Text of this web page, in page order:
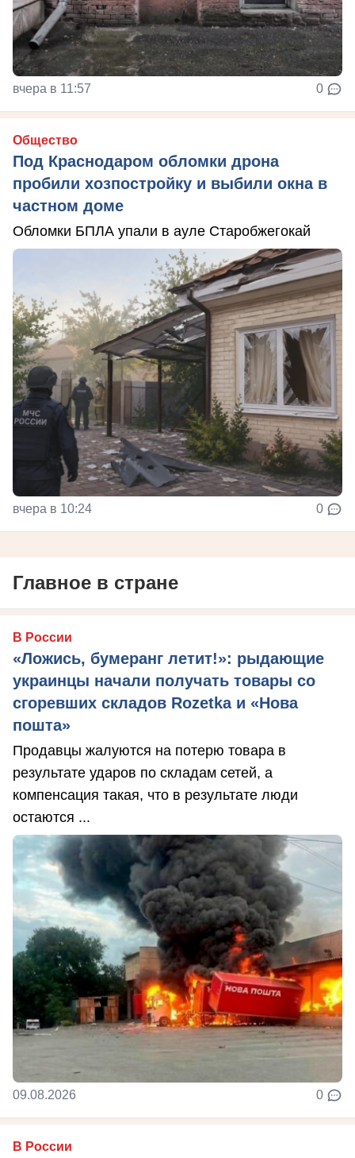
вчера в 11:57 0
Общество
Под Краснодаром обломки дрона
пробили хозпостройку и выбили окна в
частном доме
Обломки БПЛА упали в ауле Старобжегокай
вчера в 10:24 0
Главное в стране
В России
«Ложись, бумеранг летит!»: рыдающие
украинцы начали получать товары со
сгоревших складов Rozetka и «Нова
пошта»
Продавцы жалуются на потерю товара в
результате ударов по складам сетей, а
компенсация такая, что в результате люди
остаются ...
09.08.2026 0
В России